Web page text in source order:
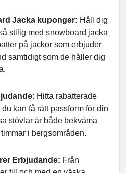
Jacka kuponger: Håll dig
stilig med snowboard jacka
på jackor som erbjuder
samtidigt som de håller dig
Hitta rabatterade
kan få rätt passform för din
stövlar är både bekväma
i bergsområden.
Erbjudande: Från